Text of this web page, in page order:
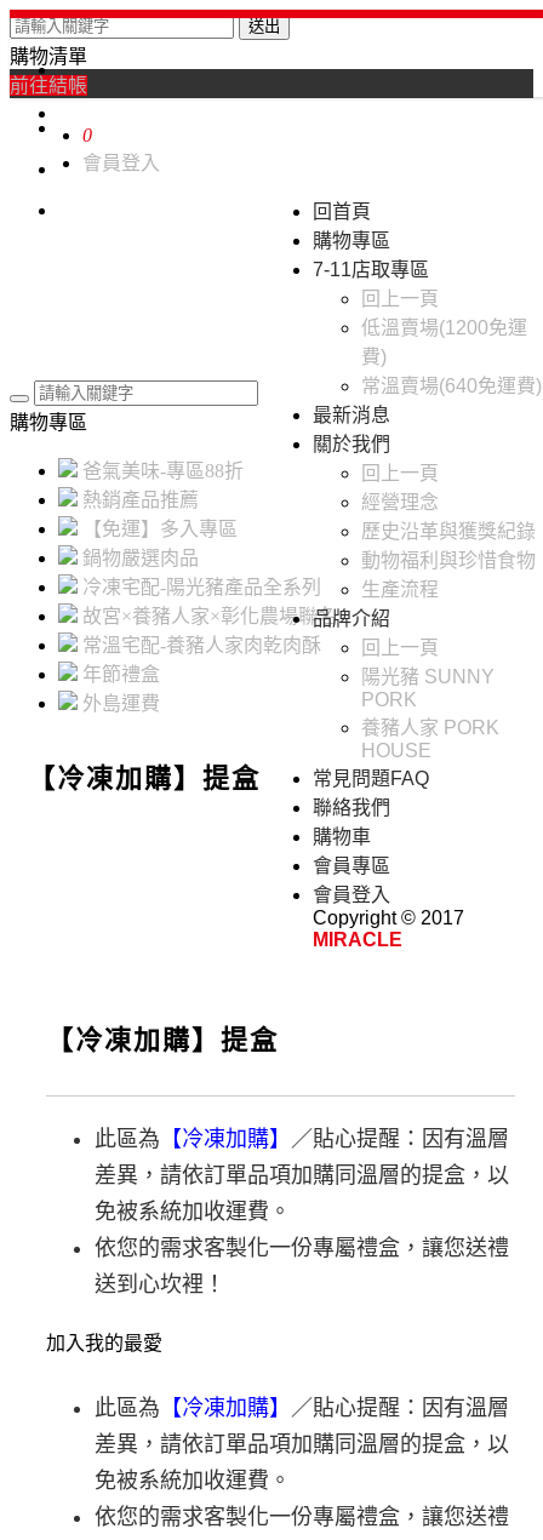
0
會員登入
回首頁
購物專區
7-11店取專區
回上一頁
低溫賣場(1200免運
費)
常溫賣場(640免運費)
最新消息
關於我們
回上一頁
經營理念
歷史沿革與獲獎紀錄
動物福利與珍惜食物
生產流程
品牌介紹
回上一頁
陽光豬 SUNNY
PORK
養豬人家 PORK
HOUSE
常見問題FAQ
聯絡我們
購物車
會員專區
會員登入
Copyright © 2017
MIRACLE
送出
購物清單
前往結帳
購物專區
爸氣美味-專區88折
熱銷產品推薦
【免運】多入專區
鍋物嚴選肉品
冷凍宅配-陽光豬產品全系列
故宮×養豬人家×彰化農場聯名
常溫宅配-養豬人家肉乾肉酥
年節禮盒
外島運費
【冷凍加購】提盒
【冷凍加購】提盒
此區為 【冷凍加購】 ／貼心提醒：因有溫層
差異，請依訂單品項加購同溫層的提盒，以
免被系統加收運費。
依您的需求客製化一份專屬禮盒，讓您送禮
送到心坎裡！
加入我的最愛
此區為 【冷凍加購】 ／貼心提醒：因有溫層
差異，請依訂單品項加購同溫層的提盒，以
免被系統加收運費。
依您的需求客製化一份專屬禮盒，讓您送禮